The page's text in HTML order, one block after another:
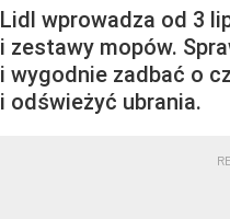
Lidl wprowadza od 3
i zestawy mopów.
i wygodnie zadbać o
i odświeżyć ubrania.